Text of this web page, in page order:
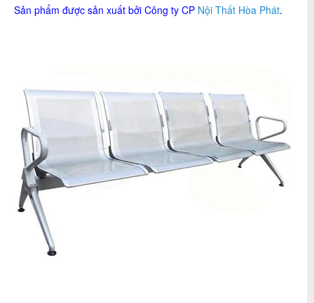
Sản phẩm được sản xuất bởi Công ty CP Nội Thất Hòa Phát.